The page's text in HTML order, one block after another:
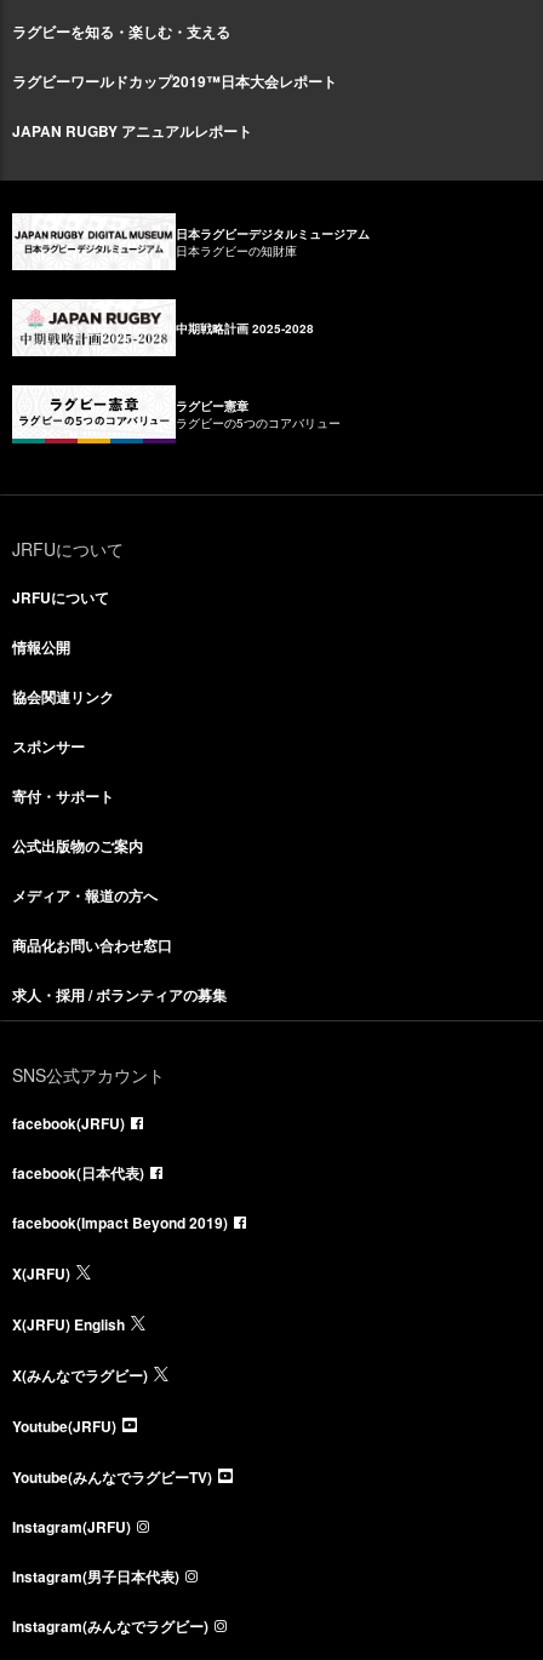
ラグビーを知る・楽しむ・支える
ラグビーワールドカップ2019™日本大会レポート
JAPAN RUGBY アニュアルレポート
日本ラグビーデジタルミュージアム
日本ラグビーの知財庫
中期戦略計画 2025-2028
ラグビー憲章
ラグビーの5つのコアバリュー
JRFUについて
JRFUについて
情報公開
協会関連リンク
スポンサー
寄付・サポート
公式出版物のご案内
メディア・報道の方へ
商品化お問い合わせ窓口
求人・採用 / ボランティアの募集
SNS公式アカウント
facebook(JRFU)
facebook(日本代表)
facebook(Impact Beyond 2019)
X(JRFU)
X(JRFU) English
X(みんなでラグビー)
Youtube(JRFU)
Youtube(みんなでラグビーTV)
Instagram(JRFU)
Instagram(男子日本代表)
Instagram(みんなでラグビー)